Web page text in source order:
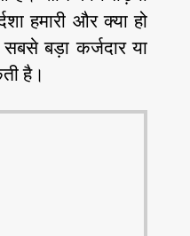
हमारी और क्या हो
बड़ा कर्जदार या
है।